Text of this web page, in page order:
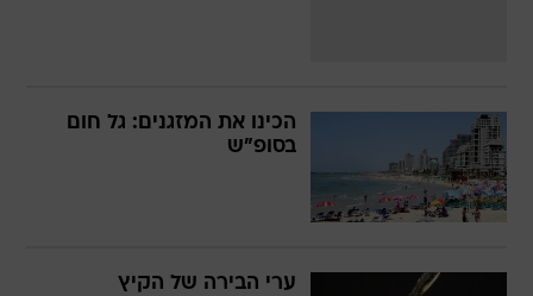
הכינו את המזגנים: גל חום
בסופ"ש
ערי הבירה של הקיץ